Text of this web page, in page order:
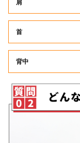
肩
首
背中